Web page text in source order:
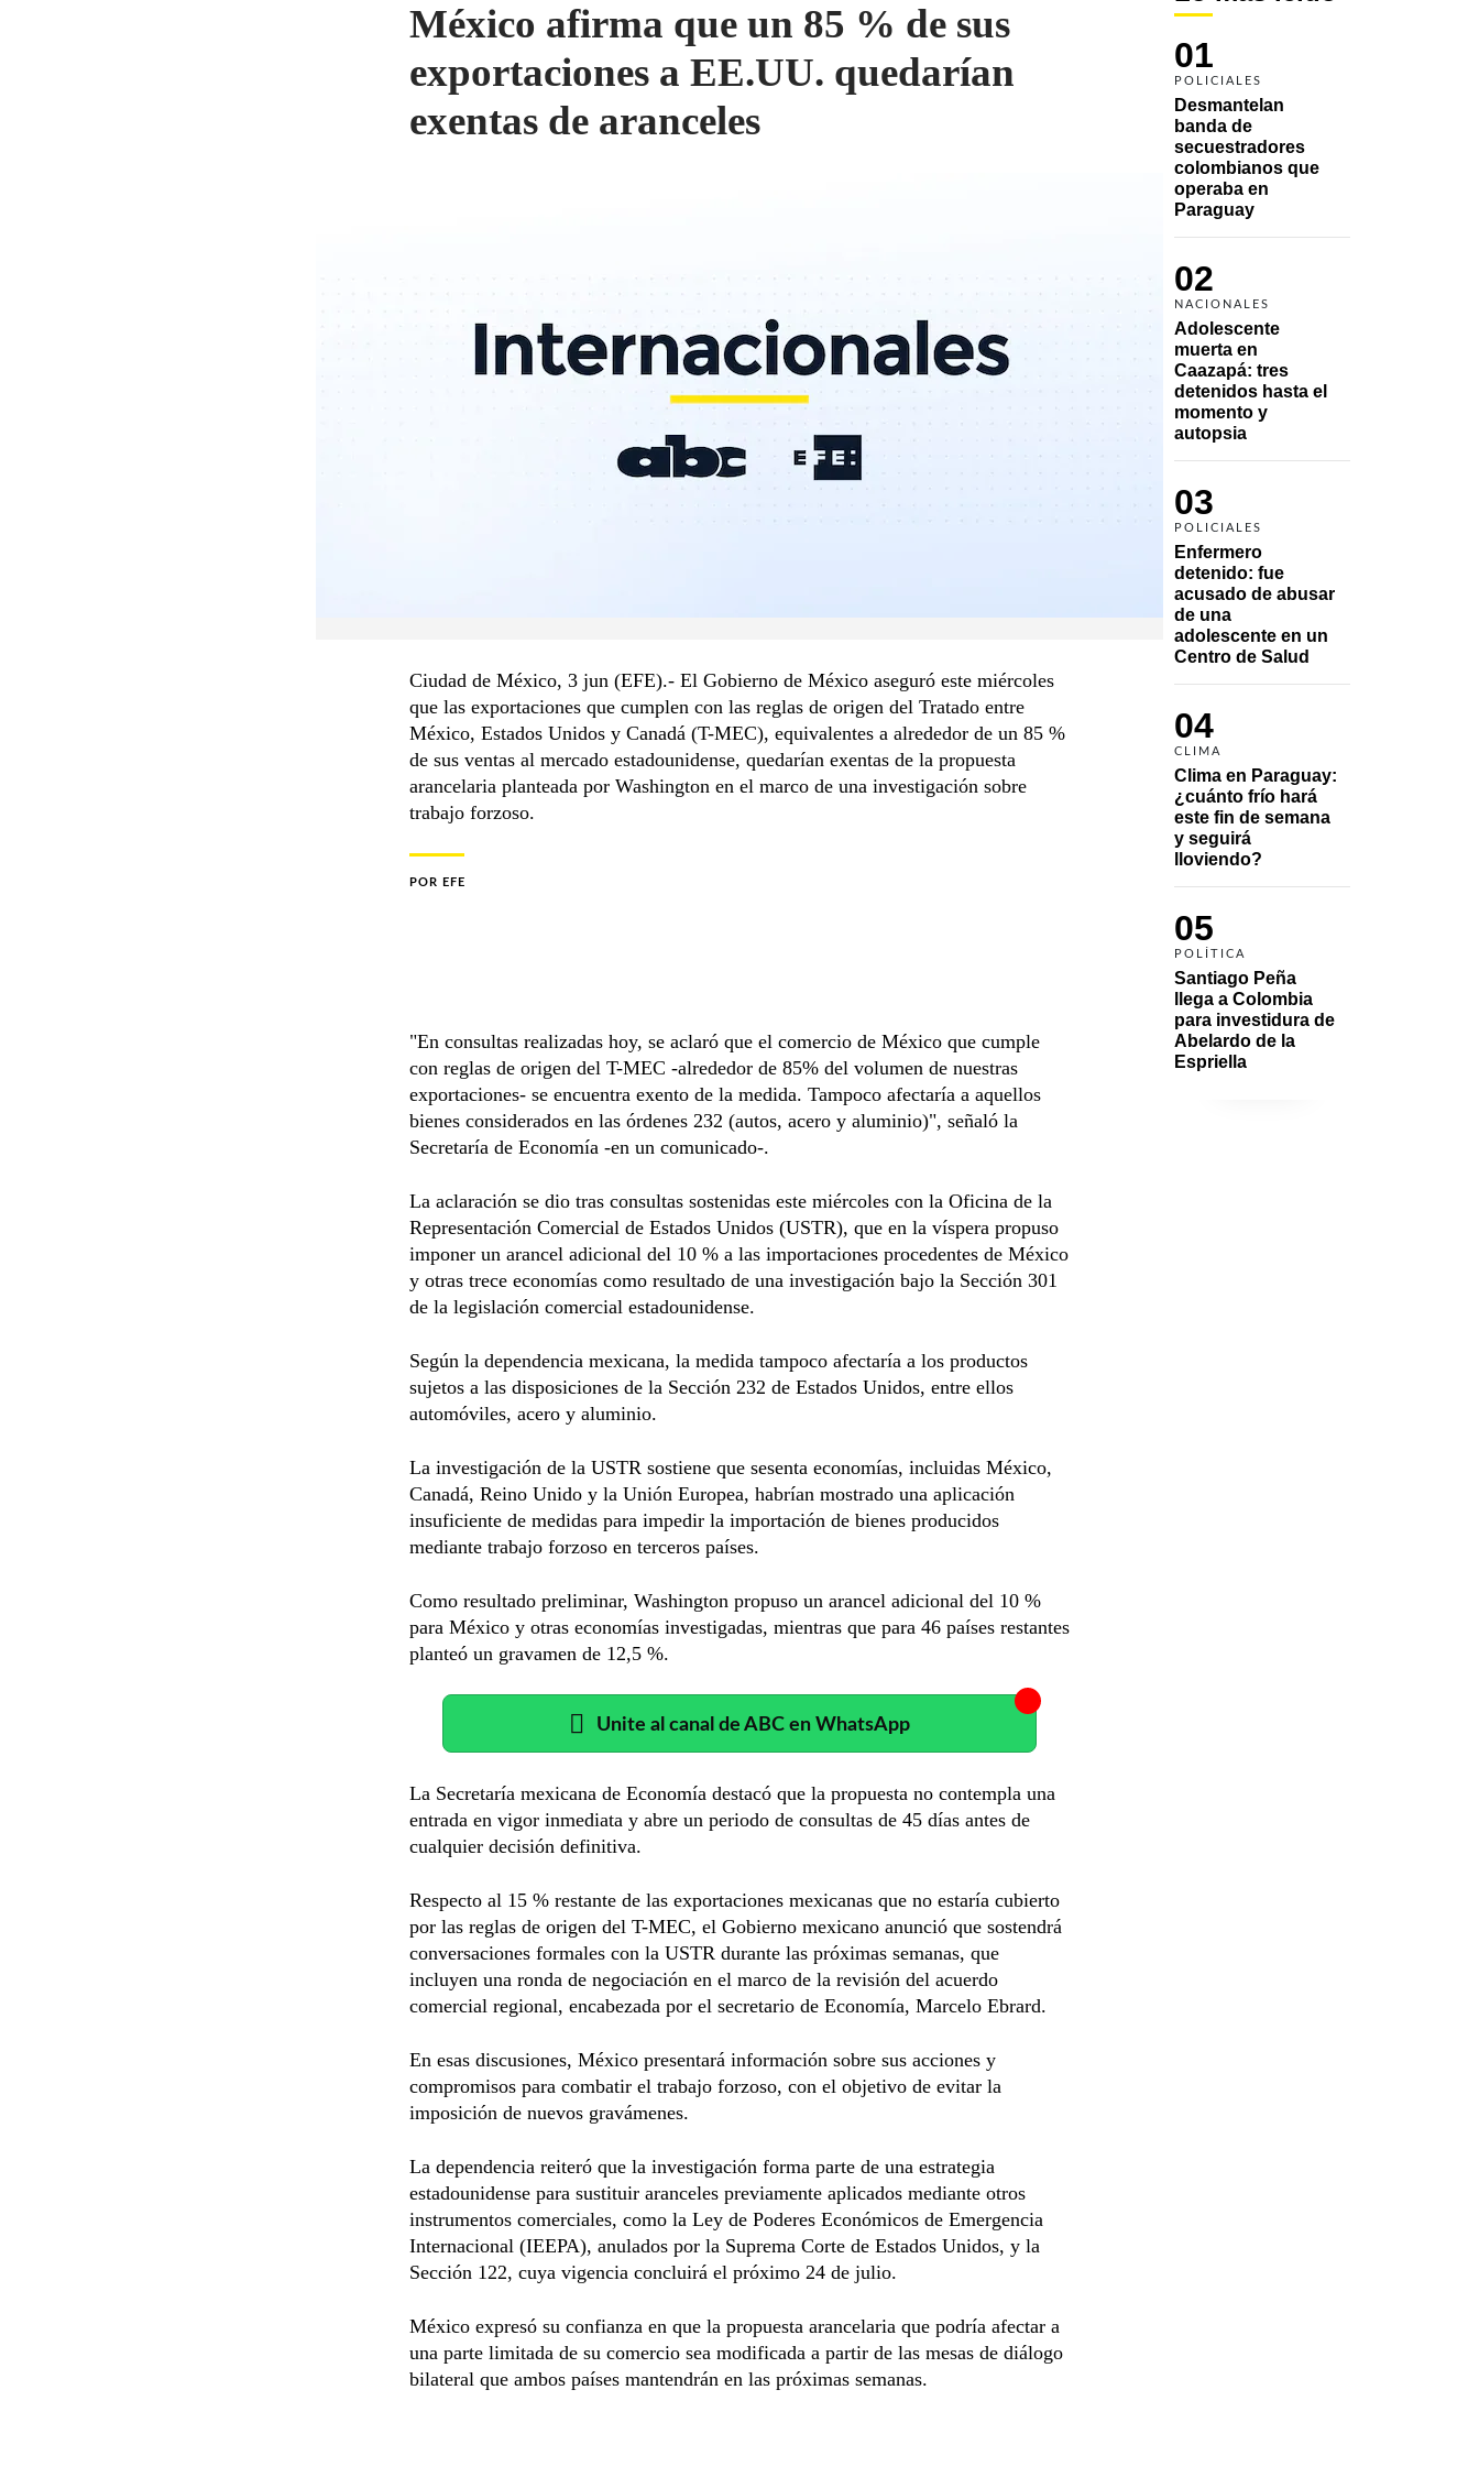
01
POLICIALES
Desmantelan
banda de
secuestradores
colombianos que
operaba en
Paraguay
02
NACIONALES
Adolescente
muerta en
Caazapá: tres
detenidos hasta el
momento y
autopsia
03
POLICIALES
Enfermero
detenido: fue
acusado de abusar
de una
adolescente en un
Centro de Salud
04
CLIMA
Clima en Paraguay:
¿cuánto frío hará
este fin de semana
y seguirá
lloviendo?
05
POLÍTICA
Santiago Peña
llega a Colombia
para investidura de
Abelardo de la
Espriella
México afirma que un 85 % de sus
exportaciones a EE.UU. quedarían
exentas de aranceles
Ciudad de México, 3 jun (EFE).- El Gobierno de México aseguró este miércoles
que las exportaciones que cumplen con las reglas de origen del Tratado entre
México, Estados Unidos y Canadá (T-MEC), equivalentes a alrededor de un 85 %
de sus ventas al mercado estadounidense, quedarían exentas de la propuesta
arancelaria planteada por Washington en el marco de una investigación sobre
trabajo forzoso.
POR EFE
"En consultas realizadas hoy, se aclaró que el comercio de México que cumple
con reglas de origen del T-MEC -alrededor de 85% del volumen de nuestras
exportaciones- se encuentra exento de la medida. Tampoco afectaría a aquellos
bienes considerados en las órdenes 232 (autos, acero y aluminio)", señaló la
Secretaría de Economía -en un comunicado-.
La aclaración se dio tras consultas sostenidas este miércoles con la Oficina de la
Representación Comercial de Estados Unidos (USTR), que en la víspera propuso
imponer un arancel adicional del 10 % a las importaciones procedentes de México
y otras trece economías como resultado de una investigación bajo la Sección 301
de la legislación comercial estadounidense.
Según la dependencia mexicana, la medida tampoco afectaría a los productos
sujetos a las disposiciones de la Sección 232 de Estados Unidos, entre ellos
automóviles, acero y aluminio.
La investigación de la USTR sostiene que sesenta economías, incluidas México,
Canadá, Reino Unido y la Unión Europea, habrían mostrado una aplicación
insuficiente de medidas para impedir la importación de bienes producidos
mediante trabajo forzoso en terceros países.
Como resultado preliminar, Washington propuso un arancel adicional del 10 %
para México y otras economías investigadas, mientras que para 46 países restantes
planteó un gravamen de 12,5 %.
Unite al canal de ABC en WhatsApp
La Secretaría mexicana de Economía destacó que la propuesta no contempla una
entrada en vigor inmediata y abre un periodo de consultas de 45 días antes de
cualquier decisión definitiva.
Respecto al 15 % restante de las exportaciones mexicanas que no estaría cubierto
por las reglas de origen del T-MEC, el Gobierno mexicano anunció que sostendrá
conversaciones formales con la USTR durante las próximas semanas, que
incluyen una ronda de negociación en el marco de la revisión del acuerdo
comercial regional, encabezada por el secretario de Economía, Marcelo Ebrard.
En esas discusiones, México presentará información sobre sus acciones y
compromisos para combatir el trabajo forzoso, con el objetivo de evitar la
imposición de nuevos gravámenes.
La dependencia reiteró que la investigación forma parte de una estrategia
estadounidense para sustituir aranceles previamente aplicados mediante otros
instrumentos comerciales, como la Ley de Poderes Económicos de Emergencia
Internacional (IEEPA), anulados por la Suprema Corte de Estados Unidos, y la
Sección 122, cuya vigencia concluirá el próximo 24 de julio.
México expresó su confianza en que la propuesta arancelaria que podría afectar a
una parte limitada de su comercio sea modificada a partir de las mesas de diálogo
bilateral que ambos países mantendrán en las próximas semanas.